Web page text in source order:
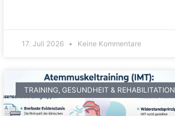
17. Juli 2026 Keine Kommentare
TRAINING, GESUNDHEIT & REHABILITATION